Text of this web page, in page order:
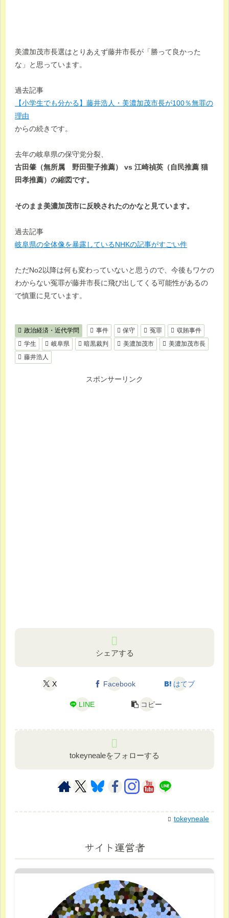
美濃加茂市長選はとりあえず藤井市長が「勝って良かった
な」と思っています。
過去記事
【小学生でも分かる】藤井浩人・美濃加茂市長が100％無罪の
理由
からの続きです。
去年の岐阜県の保守党分裂、
古田肇（無所属 野田聖子推薦） vs 江崎禎英（自民推薦 猫
田孝推薦）の縮図です。
そのまま美濃加茂市に反映されたのかなと見ています。
過去記事
岐阜県の全体像を暴露しているNHKの記事がすごい件
ただNo2以降は何も変わっていないと思うので、今後もワケの
わからない冤罪が藤井市長に飛び出してくる可能性があるの
で慎重に見ています。
政治経済・近代学問 事件 保守 冤罪
収賄事件
学生
岐阜県 暗黒裁判 美濃加茂市
美濃加茂市長
藤井浩人
スポンサーリンク
シェアする
X Facebook はてブ
LINE コピー
tokeynealeをフォローする
tokeyneale
サイト運営者